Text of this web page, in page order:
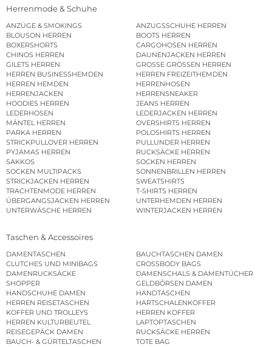
Herrenmode & Schuhe
ANZÜGE & SMOKINGS
ANZUGSSCHUHE HERREN
BLOUSON HERREN
BOOTS HERREN
BOXERSHORTS
CARGOHOSEN HERREN
CHINOS HERREN
DAUNENJACKEN HERREN
GILETS HERREN
GROSSE GRÖSSEN HERREN
HERREN BUSINESSHEMDEN
HERREN FREIZEITHEMDEN
HERREN HEMDEN
HERRENHOSEN
HERRENJACKEN
HERRENSNEAKER
HOODIES HERREN
JEANS HERREN
LEDERHOSEN
LEDERJACKEN HERREN
MÄNTEL HERREN
OVERSHIRTS HERREN
PARKA HERREN
POLOSHIRTS HERREN
STRICKPULLOVER HERREN
PULLUNDER HERREN
PYJAMAS HERREN
RUCKSÄCKE HERREN
SAKKOS
SOCKEN HERREN
SOCKEN MULTIPACKS
SONNENBRILLEN HERREN
STRICKJACKEN HERREN
SWEATSHIRTS
TRACHTENMODE HERREN
T-SHIRTS HERREN
ÜBERGANGSJACKEN HERREN
UNTERHEMDEN HERREN
UNTERWÄSCHE HERREN
WINTERJACKEN HERREN
Taschen & Accessoires
DAMENTASCHEN
BAUCHTASCHEN DAMEN
CLUTCHES UND MINIBAGS
CROSSBODY BAGS
DAMENRUCKSÄCKE
DAMENSCHALS & DAMENTÜCHER
SHOPPER
GELDBÖRSEN DAMEN
HANDSCHUHE DAMEN
HANDTASCHEN
HERREN REISETASCHEN
HARTSCHALENKOFFER
KOFFER UND TROLLEYS
HERREN KOFFER
HERREN KULTURBEUTEL
LAPTOPTASCHEN
REISEGEPÄCK DAMEN
RUCKSÄCKE HERREN
BAUCH- & GÜRTELTASCHEN
TOTE BAG